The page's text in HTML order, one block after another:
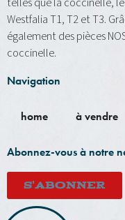
Westfalia T1, T2 et T3.
également des pièces
coccinelle.
Navigation
home à vendre
Abonnez-vous à notre
S'ABONNER